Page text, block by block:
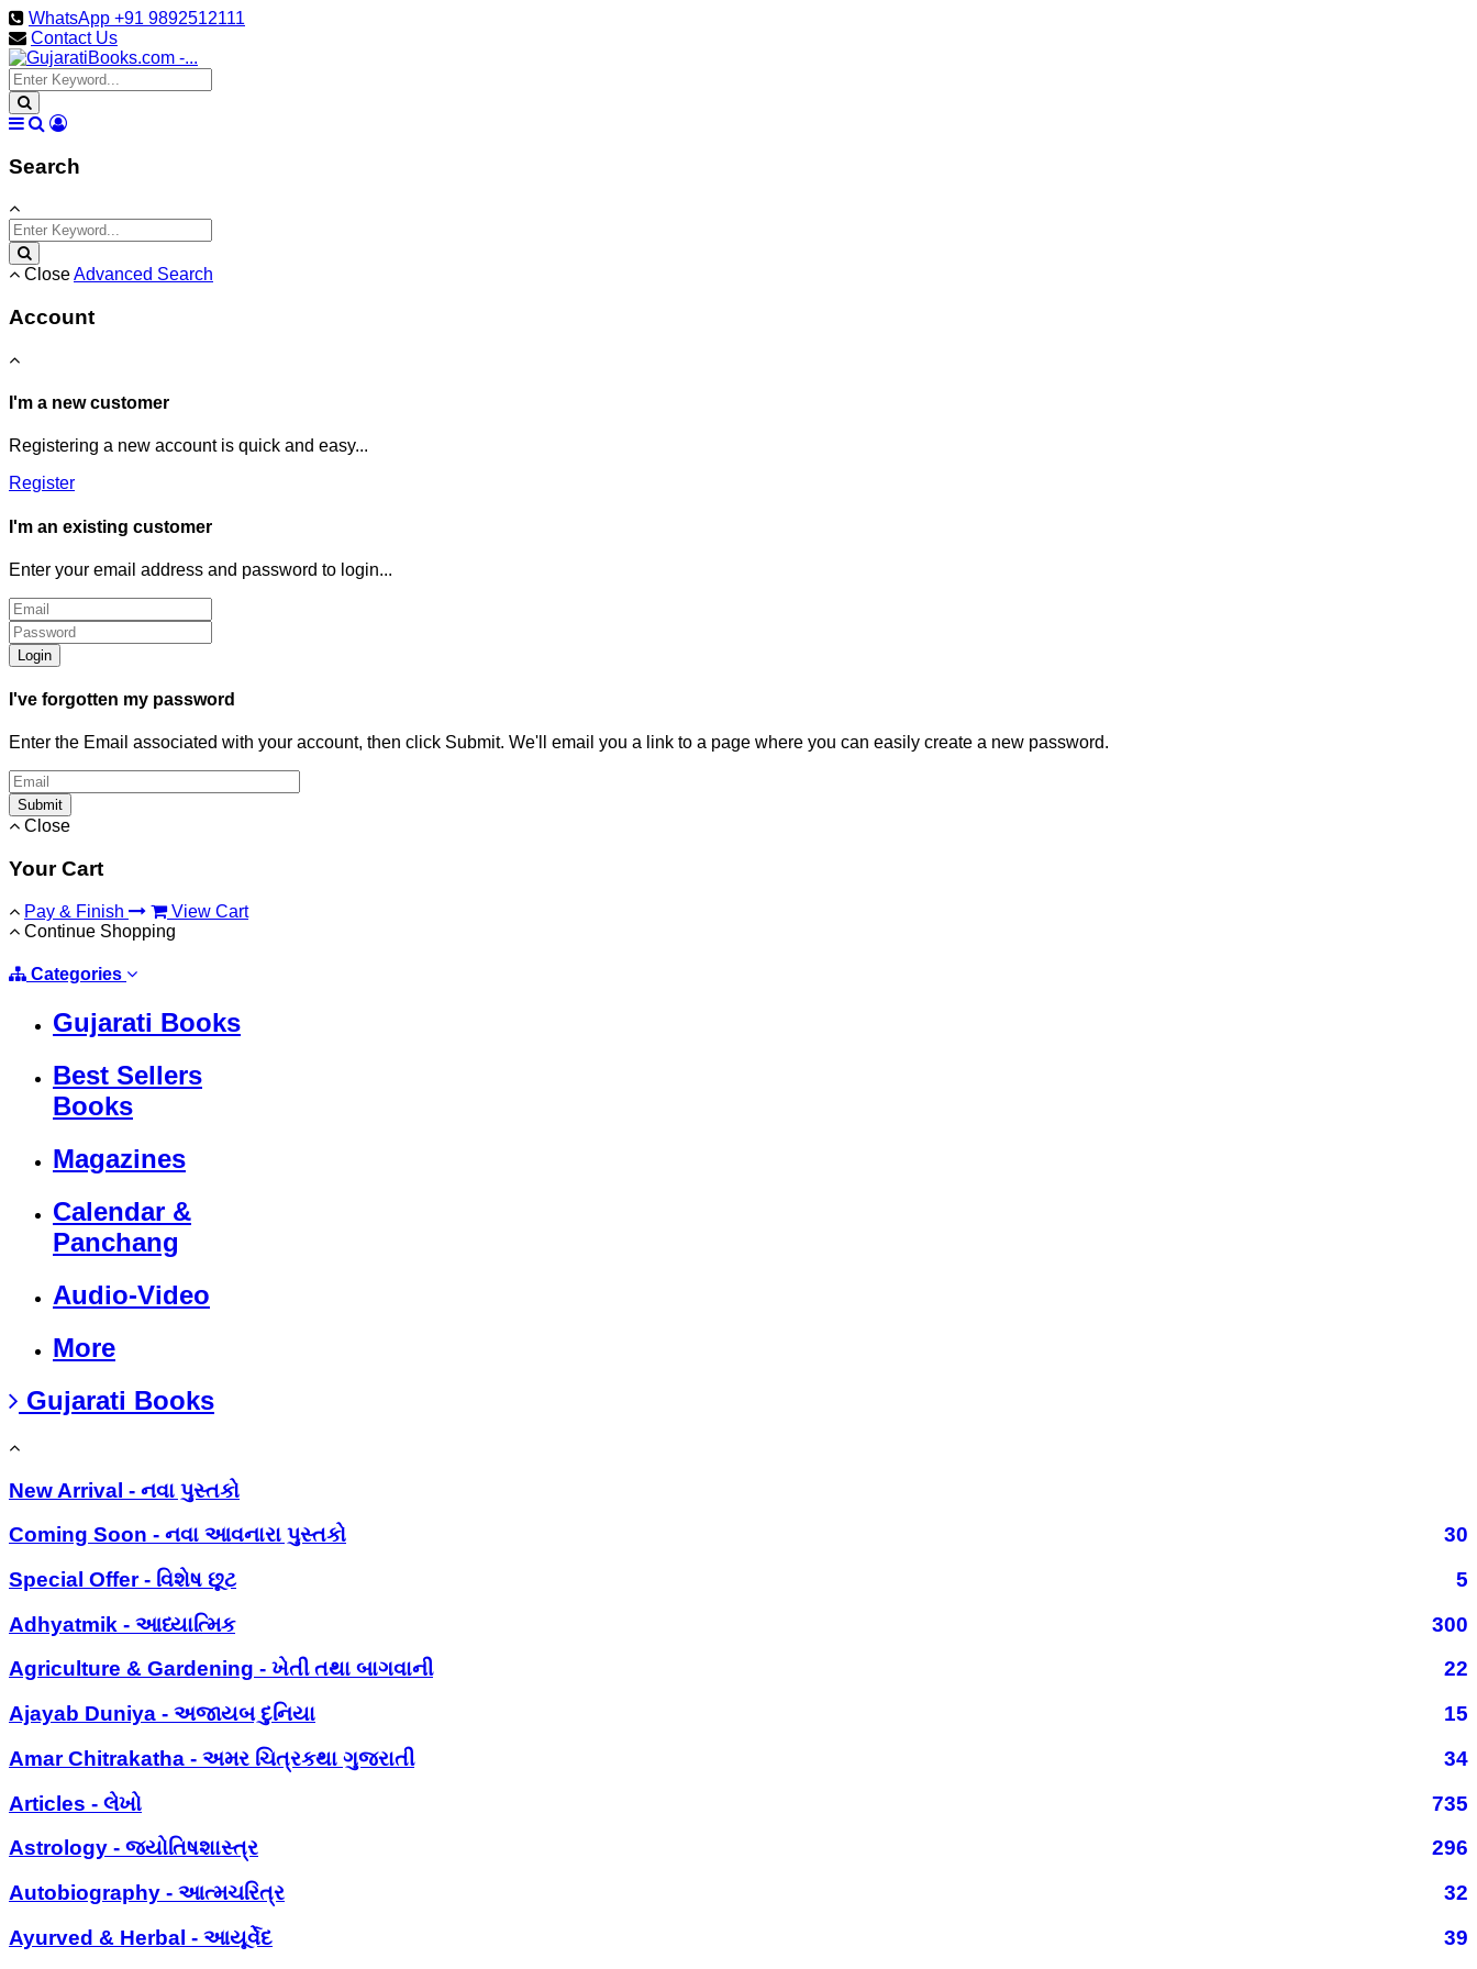
WhatsApp +91 9892512111
Contact Us
Search
CloseAdvanced Search
Account
I'm a new customer
Registering a new account is quick and easy...
Register
I'm an existing customer
Enter your email address and password to login...
Login
I've forgotten my password
Enter the Email associated with your account, then click Submit. We'll email you a link to a page where you can easily create a new password.
Submit
Close
Your Cart
Pay & Finish
View Cart
Continue Shopping
Categories
Gujarati Books
Best Sellers
Books
Magazines
Calendar &
Panchang
Audio-Video
More
Gujarati Books
New Arrival - નવા પુસ્તકો
Coming Soon - નવા આવનારા પુસ્તકો
30
Special Offer - વિશેષ છૂટ
5
Adhyatmik - આધ્યાત્મિક
300
Agriculture & Gardening - ખેતી તથા બાગવાની
22
Ajayab Duniya - અજાયબ દુનિયા
15
Amar Chitrakatha - અમર ચિત્રકથા ગુજરાતી
34
Articles - લેખો
735
Astrology - જ્યોતિષશાસ્ત્ર
296
Autobiography - આત્મચરિત્ર
32
Ayurved & Herbal - આયૂર્વેદ
39